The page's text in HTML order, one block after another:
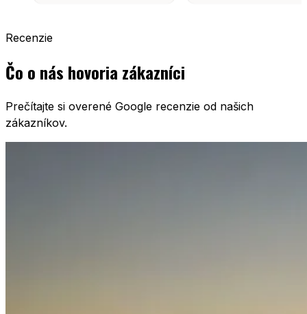
Recenzie
Čo o nás hovoria zákazníci
Prečítajte si overené Google recenzie od našich
zákazníkov.